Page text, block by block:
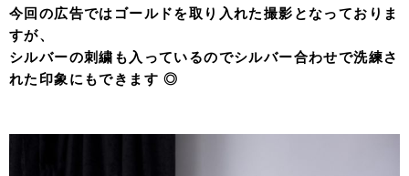
今回の広告ではゴールドを取り入れた撮影となっておりま
すが、
シルバーの刺繍も入っているのでシルバー合わせで洗練さ
れた印象にもできます ◎